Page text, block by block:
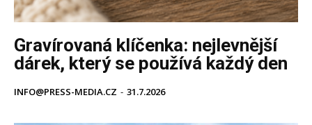
Gravírovaná klíčenka: nejlevnější
dárek, který se používá každý den
INFO@PRESS-MEDIA.CZ - 31.7.2026